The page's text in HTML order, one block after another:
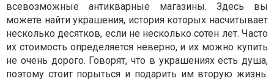
всевозможные антикварные магазины. Здесь вы
можете найти украшения, история которых насчитывает
несколько десятков, если не несколько сотен лет. Часто
их стоимость определяется неверно, и их можно купить
не очень дорого. Говорят, что в украшениях есть душа,
поэтому стоит порыться и подарить им вторую жизнь.